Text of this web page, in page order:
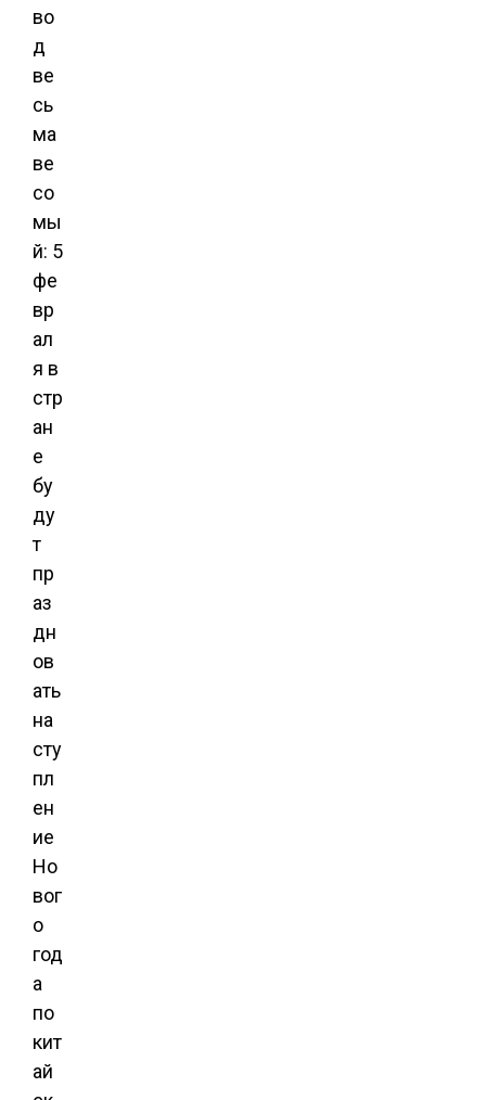
во
д
ве
сь
ма
ве
со
мы
й: 5
фе
вр
ал
я в
стр
ан
е
бу
ду
т
пр
аз
дн
ов
ать
на
сту
пл
ен
ие
Но
вог
о
год
а
по
кит
ай